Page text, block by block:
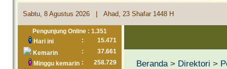
Sabtu, 8 Agustus 2026 | Ahad, 23 Shafar 1448 H
Pengunjung Online : 1.351
Hari ini
:
15.471
Kemarin
:
37.661
Minggu kemarin :
258.729
Beranda> Direktori >